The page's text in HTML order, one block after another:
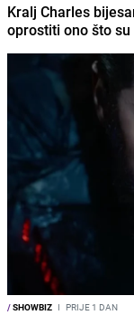
Kralj Charles
oprostiti ono što
/SHOWBIZ I PRIJE 1 DAN